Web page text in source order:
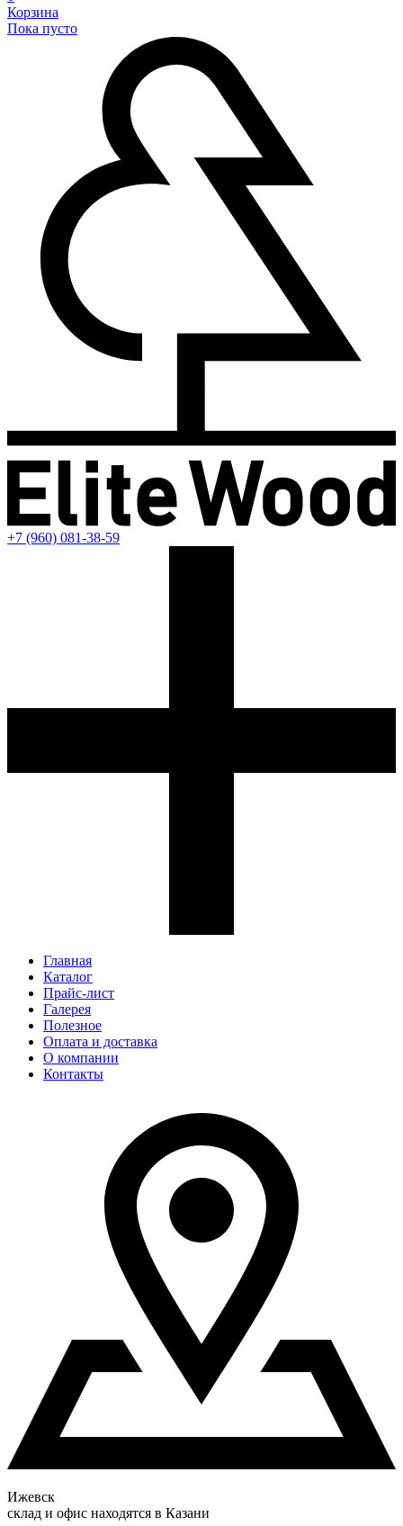
Корзина
Пока пусто
+7 (960) 081-38-59
Главная
Каталог
Прайс-лист
Галерея
Полезное
Оплата и доставка
О компании
Контакты
Ижевск
склад и офис находятся в Казани